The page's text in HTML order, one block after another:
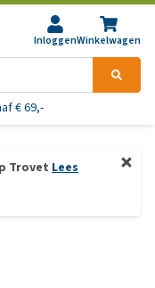
InloggenWinkelwagen
€ 69,-
Trovet Lees